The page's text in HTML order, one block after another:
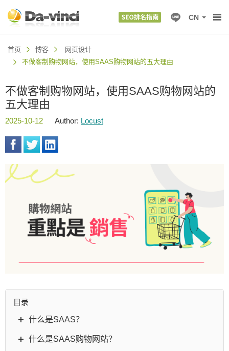
CN
首页 博客
网页设计
不做客制购物网站，使用SAAS购物网站的五大理由
不做客制购物网站，使用SAAS购物网站的
五大理由
2025-10-12 Author: Locust
目录
什么是SAAS？
什么是SAAS购物网站？